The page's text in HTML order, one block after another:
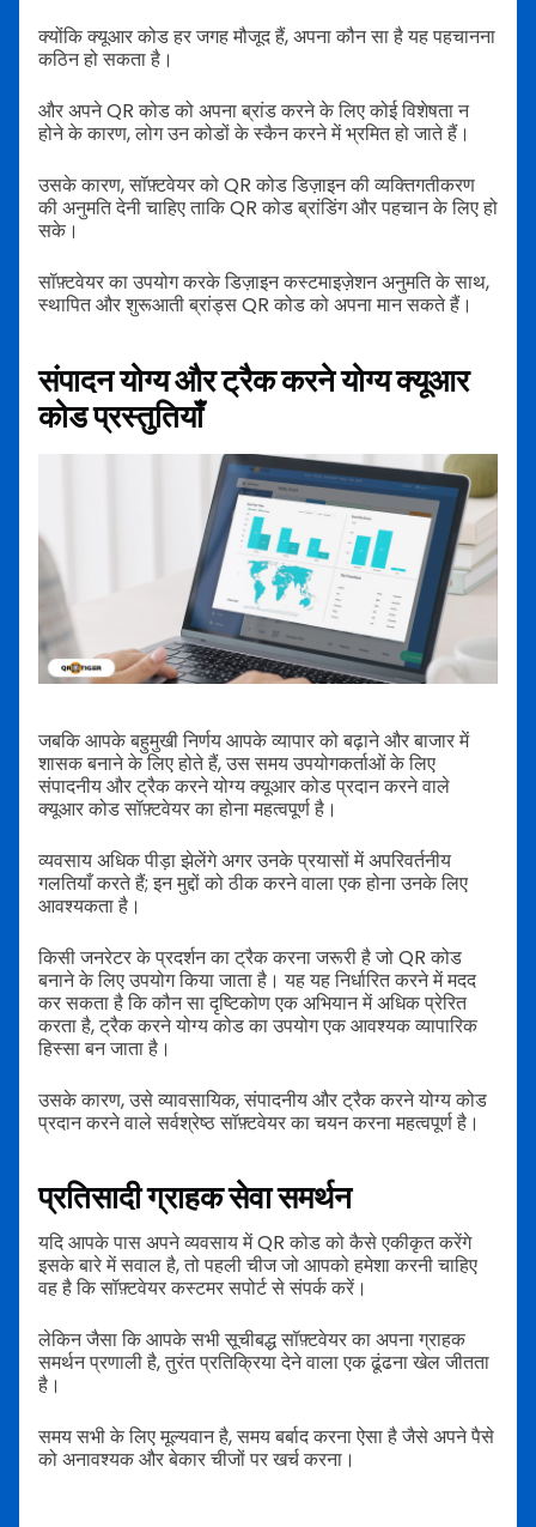
क्योंकि क्यूआर कोड हर जगह मौजूद हैं, अपना कौन सा है यह पहचानना
कठिन हो सकता है।
और अपने QR कोड को अपना ब्रांड करने के लिए कोई विशेषता न
होने के कारण, लोग उन कोडों के स्कैन करने में भ्रमित हो जाते हैं।
उसके कारण, सॉफ़्टवेयर को QR कोड डिज़ाइन की व्यक्तिगतीकरण
की अनुमति देनी चाहिए ताकि QR कोड ब्रांडिंग और पहचान के लिए हो
सके।
सॉफ़्टवेयर का उपयोग करके डिज़ाइन कस्टमाइज़ेशन अनुमति के साथ,
स्थापित और शुरूआती ब्रांड्स QR कोड को अपना मान सकते हैं।
संपादन योग्य और ट्रैक करने योग्य क्यूआर
कोड प्रस्तुतियाँ
जबकि आपके बहुमुखी निर्णय आपके व्यापार को बढ़ाने और बाजार में
शासक बनाने के लिए होते हैं, उस समय उपयोगकर्ताओं के लिए
संपादनीय और ट्रैक करने योग्य क्यूआर कोड प्रदान करने वाले
क्यूआर कोड सॉफ़्टवेयर का होना महत्वपूर्ण है।
व्यवसाय अधिक पीड़ा झेलेंगे अगर उनके प्रयासों में अपरिवर्तनीय
गलतियाँ करते हैं; इन मुद्दों को ठीक करने वाला एक होना उनके लिए
आवश्यकता है।
किसी जनरेटर के प्रदर्शन का ट्रैक करना जरूरी है जो QR कोड
बनाने के लिए उपयोग किया जाता है। यह यह निर्धारित करने में मदद
कर सकता है कि कौन सा दृष्टिकोण एक अभियान में अधिक प्रेरित
करता है, ट्रैक करने योग्य कोड का उपयोग एक आवश्यक व्यापारिक
हिस्सा बन जाता है।
उसके कारण, उसे व्यावसायिक, संपादनीय और ट्रैक करने योग्य कोड
प्रदान करने वाले सर्वश्रेष्ठ सॉफ़्टवेयर का चयन करना महत्वपूर्ण है।
प्रतिसादी ग्राहक सेवा समर्थन
यदि आपके पास अपने व्यवसाय में QR कोड को कैसे एकीकृत करेंगे
इसके बारे में सवाल है, तो पहली चीज जो आपको हमेशा करनी चाहिए
वह है कि सॉफ़्टवेयर कस्टमर सपोर्ट से संपर्क करें।
लेकिन जैसा कि आपके सभी सूचीबद्ध सॉफ़्टवेयर का अपना ग्राहक
समर्थन प्रणाली है, तुरंत प्रतिक्रिया देने वाला एक ढूंढना खेल जीतता
है।
समय सभी के लिए मूल्यवान है, समय बर्बाद करना ऐसा है जैसे अपने पैसे
को अनावश्यक और बेकार चीजों पर खर्च करना।